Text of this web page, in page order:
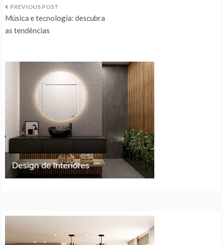
Navegação
de
artigos
Música e tecnologia: descubra
as tendências